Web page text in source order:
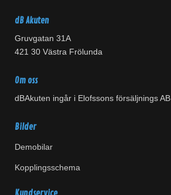
dB Akuten
Gruvgatan 31A
421 30 Västra Frölunda
Om oss
dBAkuten ingår i Elofssons försäljnings AB
Bilder
Demobilar
Kopplingsschema